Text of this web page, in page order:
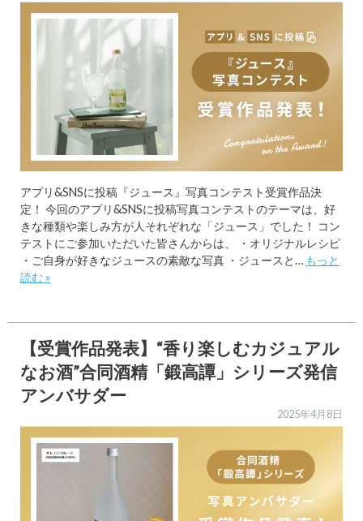
アプリ&SNSに投稿『ジュース』写真コンテスト受賞作品決
定！ 今回のアプリ&SNSに投稿写真コンテストのテーマは、好
きな種類や楽しみ方が人それぞれな「ジュース」でした！ コン
テストにご参加いただいた皆さんからは、 ・オリジナルレシピ
・ご自身が好きなジュースの素敵な写真 ・ジュースと… もっと
読む »
【受賞作品発表】“香り楽しむカジュアル
なお酒”合同酒精「鍛高譚」シリーズ発信
アンバサダー
2025年4月8日